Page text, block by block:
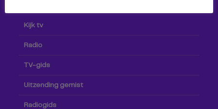
Kijk tv
Radio
TV-gids
Uitzending gemist
Radiogids